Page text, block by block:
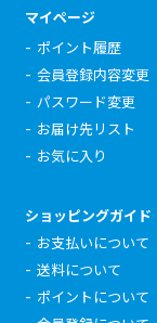
マイページ
ポイント履歴
会員登録内容変更
パスワード変更
お届け先リスト
お気に入り
ショッピングガイド
お支払いについて
送料について
ポイントについて